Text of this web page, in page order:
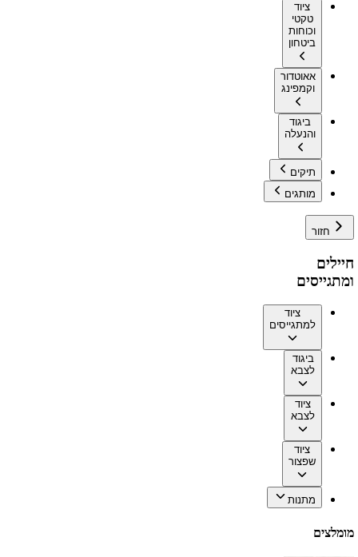
ציוד
טקטי
וכוחות
ביטחון
אאוטדור
וקמפינג
ביגוד
והנעלה
תיקים
מותגים
חזור
חיילים
ומתגייסים
ציוד
למתגייסים
ביגוד
לצבא
ציוד
לצבא
ציוד
שפצור
מתנות
מומלצים